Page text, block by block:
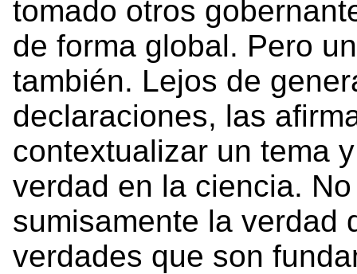
tomado otros
de forma global. Pero
también. Lejos de
declaraciones, las
contextualizar un tema
verdad en la ciencia.
sumisamente la verdad
verdades que son